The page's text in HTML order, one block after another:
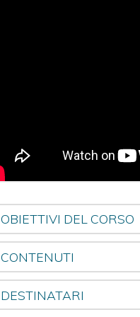
OBIETTIVI DEL CORSO
CONTENUTI
DESTINATARI